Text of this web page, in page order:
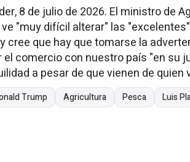
8 de julio de 2026. El ministro de
ve "muy difícil alterar" las
cree que hay que tomarse la
el comercio con nuestro país "en su
a pesar de que vienen de quien
Trump Agricultura Pesca Luis